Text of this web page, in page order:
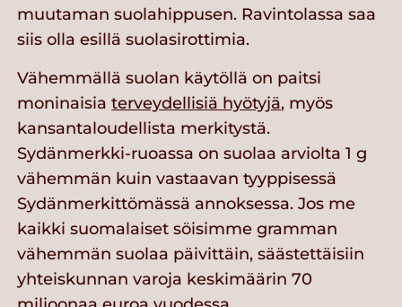
muutaman suolahippusen. Ravintolassa saa
siis olla esillä suolasirottimia.
Vähemmällä suolan käytöllä on paitsi
moninaisiaterveydellisiä hyötyjä, myös
kansantaloudellista merkitystä.
Sydänmerkki-ruoassa on suolaa arviolta 1 g
vähemmän kuin vastaavan tyyppisessä
Sydänmerkittömässä annoksessa. Jos me
kaikki suomalaiset söisimme gramman
vähemmän suolaa päivittäin, säästettäisiin
yhteiskunnan varoja keskimäärin 70